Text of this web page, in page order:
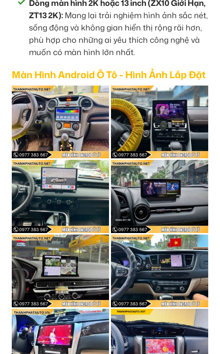
Dòng màn hình 2K hoặc 13 inch (ZX10 Giới Hạn,
ZT13 2K): Mang lại trải nghiệm hình ảnh sắc nét,
sống động và không gian hiển thị rộng rãi hơn,
phù hợp cho những ai yêu thích công nghệ và
muốn có màn hình lớn nhất.
Màn Hình Android Ô Tô - Hình Ảnh Lắp Đặt